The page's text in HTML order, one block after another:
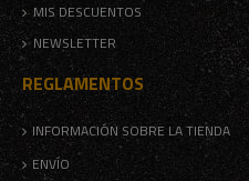
MIS DESCUENTOS
NEWSLETTER
REGLAMENTOS
INFORMACIÓN SOBRE LA TIENDA
ENVÍO